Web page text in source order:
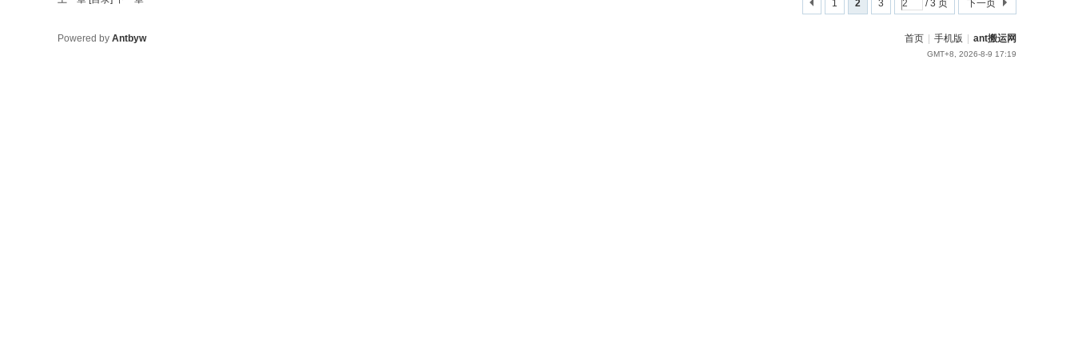
1 2 3 / 3 页 下一页
首页 手机版 ant搬运网
GMT+8, 2026-8-9 17:19
Powered by Antbyw